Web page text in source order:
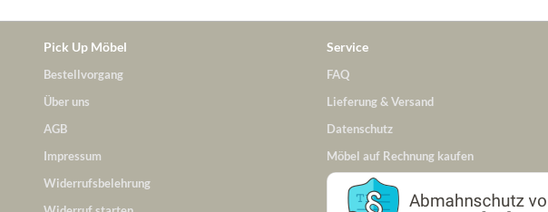
Pick Up Möbel
Bestellvorgang
Über uns
AGB
Impressum
Widerrufsbelehrung
Service
FAQ
Lieferung & Versand
Datenschutz
Möbel auf Rechnung kaufen